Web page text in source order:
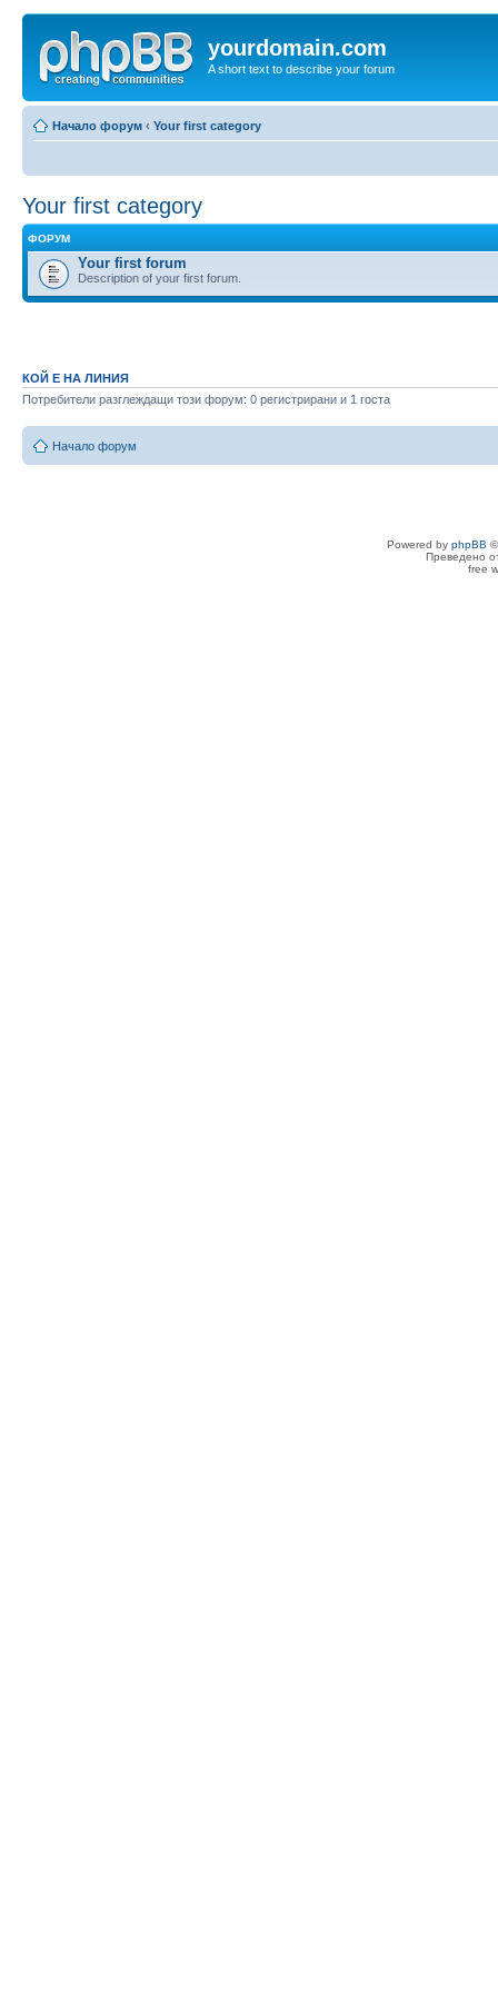
yourdomain.com
A short text to describe your forum
Начало форум ‹ Your first category
Your first category
ФОРУМ
Your first forum
Description of your first forum.
КОЙ Е НА ЛИНИЯ
Потребители разглеждащи този форум: 0 регистрирани и 1 госта
Начало форум
Powered by phpBB
Преведено
free